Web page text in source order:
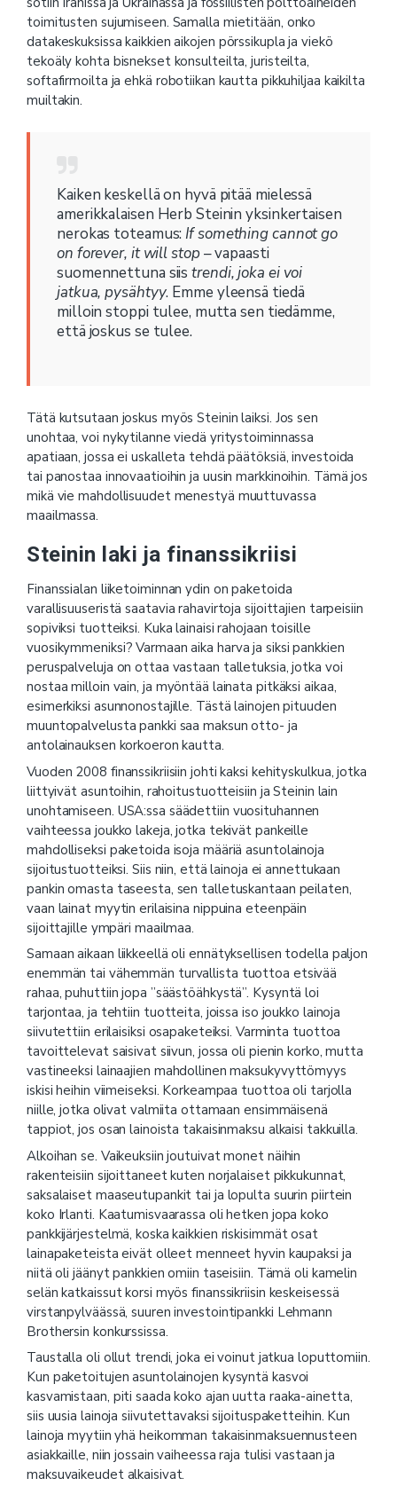
toimitusten sujumiseen. Samalla mietitään, onko
datakeskuksissa kaikkien aikojen pörssikupla ja viekö
tekoäly kohta bisnekset konsulteilta, juristeilta,
softafirmoilta ja ehkä robotiikan kautta pikkuhiljaa kaikilta
muiltakin.
Kaiken keskellä on hyvä pitää mielessä
amerikkalaisen Herb Steinin yksinkertaisen
nerokas toteamus: If something cannot go
on forever, it will stop– vapaasti
suomennettuna siistrendi, joka ei voi
jatkua, pysähtyy. Emme yleensä tiedä
milloin stoppi tulee, mutta sen tiedämme,
että joskus se tulee.
Tätä kutsutaan joskus myös Steinin laiksi. Jos sen
unohtaa, voi nykytilanne viedä yritystoiminnassa
apatiaan, jossa ei uskalleta tehdä päätöksiä, investoida
tai panostaa innovaatioihin ja uusin markkinoihin. Tämä jos
mikä vie mahdollisuudet menestyä muuttuvassa
maailmassa.
Steinin laki ja finanssikriisi
Finanssialan liiketoiminnan ydin on paketoida
varallisuuseristä saatavia rahavirtoja sijoittajien tarpeisiin
sopiviksi tuotteiksi. Kuka lainaisi rahojaan toisille
vuosikymmeniksi? Varmaan aika harva ja siksi pankkien
peruspalveluja on ottaa vastaan talletuksia, jotka voi
nostaa milloin vain, ja myöntää lainata pitkäksi aikaa,
esimerkiksi asunnonostajille. Tästä lainojen pituuden
muuntopalvelusta pankki saa maksun otto- ja
antolainauksen korkoeron kautta.
Vuoden 2008 finanssikriisiin johti kaksi kehityskulkua, jotka
liittyivät asuntoihin, rahoitustuotteisiin ja Steinin lain
unohtamiseen. USA:ssa säädettiin vuosituhannen
vaihteessa joukko lakeja, jotka tekivät pankeille
mahdolliseksi paketoida isoja määriä asuntolainoja
sijoitustuotteiksi. Siis niin, että lainoja ei annettukaan
pankin omasta taseesta, sen talletuskantaan peilaten,
vaan lainat myytin erilaisina nippuina eteenpäin
sijoittajille ympäri maailmaa.
Samaan aikaan liikkeellä oli ennätyksellisen todella paljon
enemmän tai vähemmän turvallista tuottoa etsivää
rahaa, puhuttiin jopa ”säästöähkystä”. Kysyntä loi
tarjontaa, ja tehtiin tuotteita, joissa iso joukko lainoja
siivutettiin erilaisiksi osapaketeiksi. Varminta tuottoa
tavoittelevat saisivat siivun, jossa oli pienin korko, mutta
vastineeksi lainaajien mahdollinen maksukyvyttömyys
iskisi heihin viimeiseksi. Korkeampaa tuottoa oli tarjolla
niille, jotka olivat valmiita ottamaan ensimmäisenä
tappiot, jos osan lainoista takaisinmaksu alkaisi takkuilla.
Alkoihan se. Vaikeuksiin joutuivat monet näihin
rakenteisiin sijoittaneet kuten norjalaiset pikkukunnat,
saksalaiset maaseutupankit tai ja lopulta suurin piirtein
koko Irlanti. Kaatumisvaarassa oli hetken jopa koko
pankkijärjestelmä, koska kaikkien riskisimmät osat
lainapaketeista eivät olleet menneet hyvin kaupaksi ja
niitä oli jäänyt pankkien omiin taseisiin. Tämä oli kamelin
selän katkaissut korsi myös finanssikriisin keskeisessä
virstanpylväässä, suuren investointipankki Lehmann
Brothersin konkurssissa.
Taustalla oli ollut trendi, joka ei voinut jatkua loputtomiin.
Kun paketoitujen asuntolainojen kysyntä kasvoi
kasvamistaan, piti saada koko ajan uutta raaka-ainetta,
siis uusia lainoja siivutettavaksi sijoituspaketteihin. Kun
lainoja myytiin yhä heikomman takaisinmaksuennusteen
asiakkaille, niin jossain vaiheessa raja tulisi vastaan ja
maksuvaikeudet alkaisivat.